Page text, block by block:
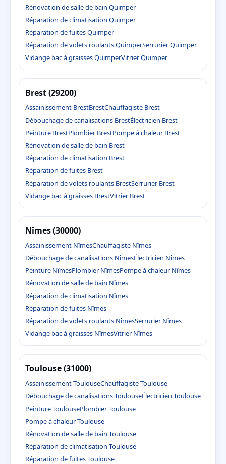
Rénovation de salle de bain Quimper
Réparation de climatisation Quimper
Réparation de fuites Quimper
Réparation de volets roulants QuimperSerrurier Quimper
Vidange bac à graisses QuimperVitrier Quimper
Brest (29200)
Assainissement BrestBrestChauffagiste Brest
Débouchage de canalisations BrestÉlectricien Brest
Peinture BrestPlombier BrestPompe à chaleur Brest
Rénovation de salle de bain Brest
Réparation de climatisation Brest
Réparation de fuites Brest
Réparation de volets roulants BrestSerrurier Brest
Vidange bac à graisses BrestVitrier Brest
Nîmes (30000)
Assainissement NîmesChauffagiste Nîmes
Débouchage de canalisations NîmesÉlectricien Nîmes
Peinture NîmesPlombier NîmesPompe à chaleur Nîmes
Rénovation de salle de bain Nîmes
Réparation de climatisation Nîmes
Réparation de fuites Nîmes
Réparation de volets roulants NîmesSerrurier Nîmes
Vidange bac à graisses NîmesVitrier Nîmes
Toulouse (31000)
Assainissement ToulouseChauffagiste Toulouse
Débouchage de canalisations ToulouseÉlectricien Toulouse
Peinture ToulousePlombier Toulouse
Pompe à chaleur Toulouse
Rénovation de salle de bain Toulouse
Réparation de climatisation Toulouse
Réparation de fuites Toulouse